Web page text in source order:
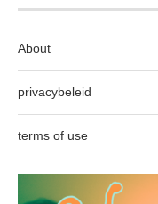
About
privacybeleid
terms of use